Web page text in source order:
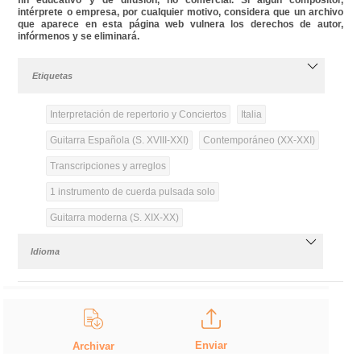
intérprete o empresa, por cualquier motivo, considera que un archivo
que aparece en esta página web vulnera los derechos de autor,
infórmenos y se eliminará.
Etiquetas
Interpretación de repertorio y Conciertos Italia
Guitarra Española (S. XVIII-XXI) Contemporáneo (XX-XXI)
Transcripciones y arreglos
1 instrumento de cuerda pulsada solo
Guitarra moderna (S. XIX-XX)
Idioma
Archivar Enviar